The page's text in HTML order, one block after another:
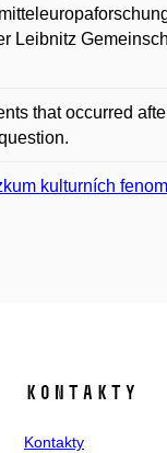
Leibnitz
that occurred
kulturních
Kontakty
Kontakty